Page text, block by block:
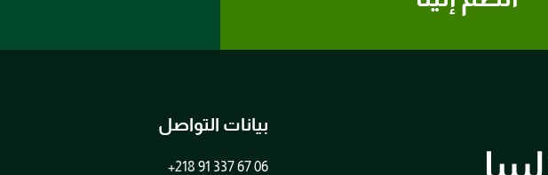
بيانات التواصل
+218 91 337 67 06